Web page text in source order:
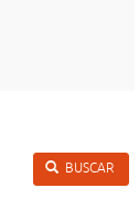
BUSCAR